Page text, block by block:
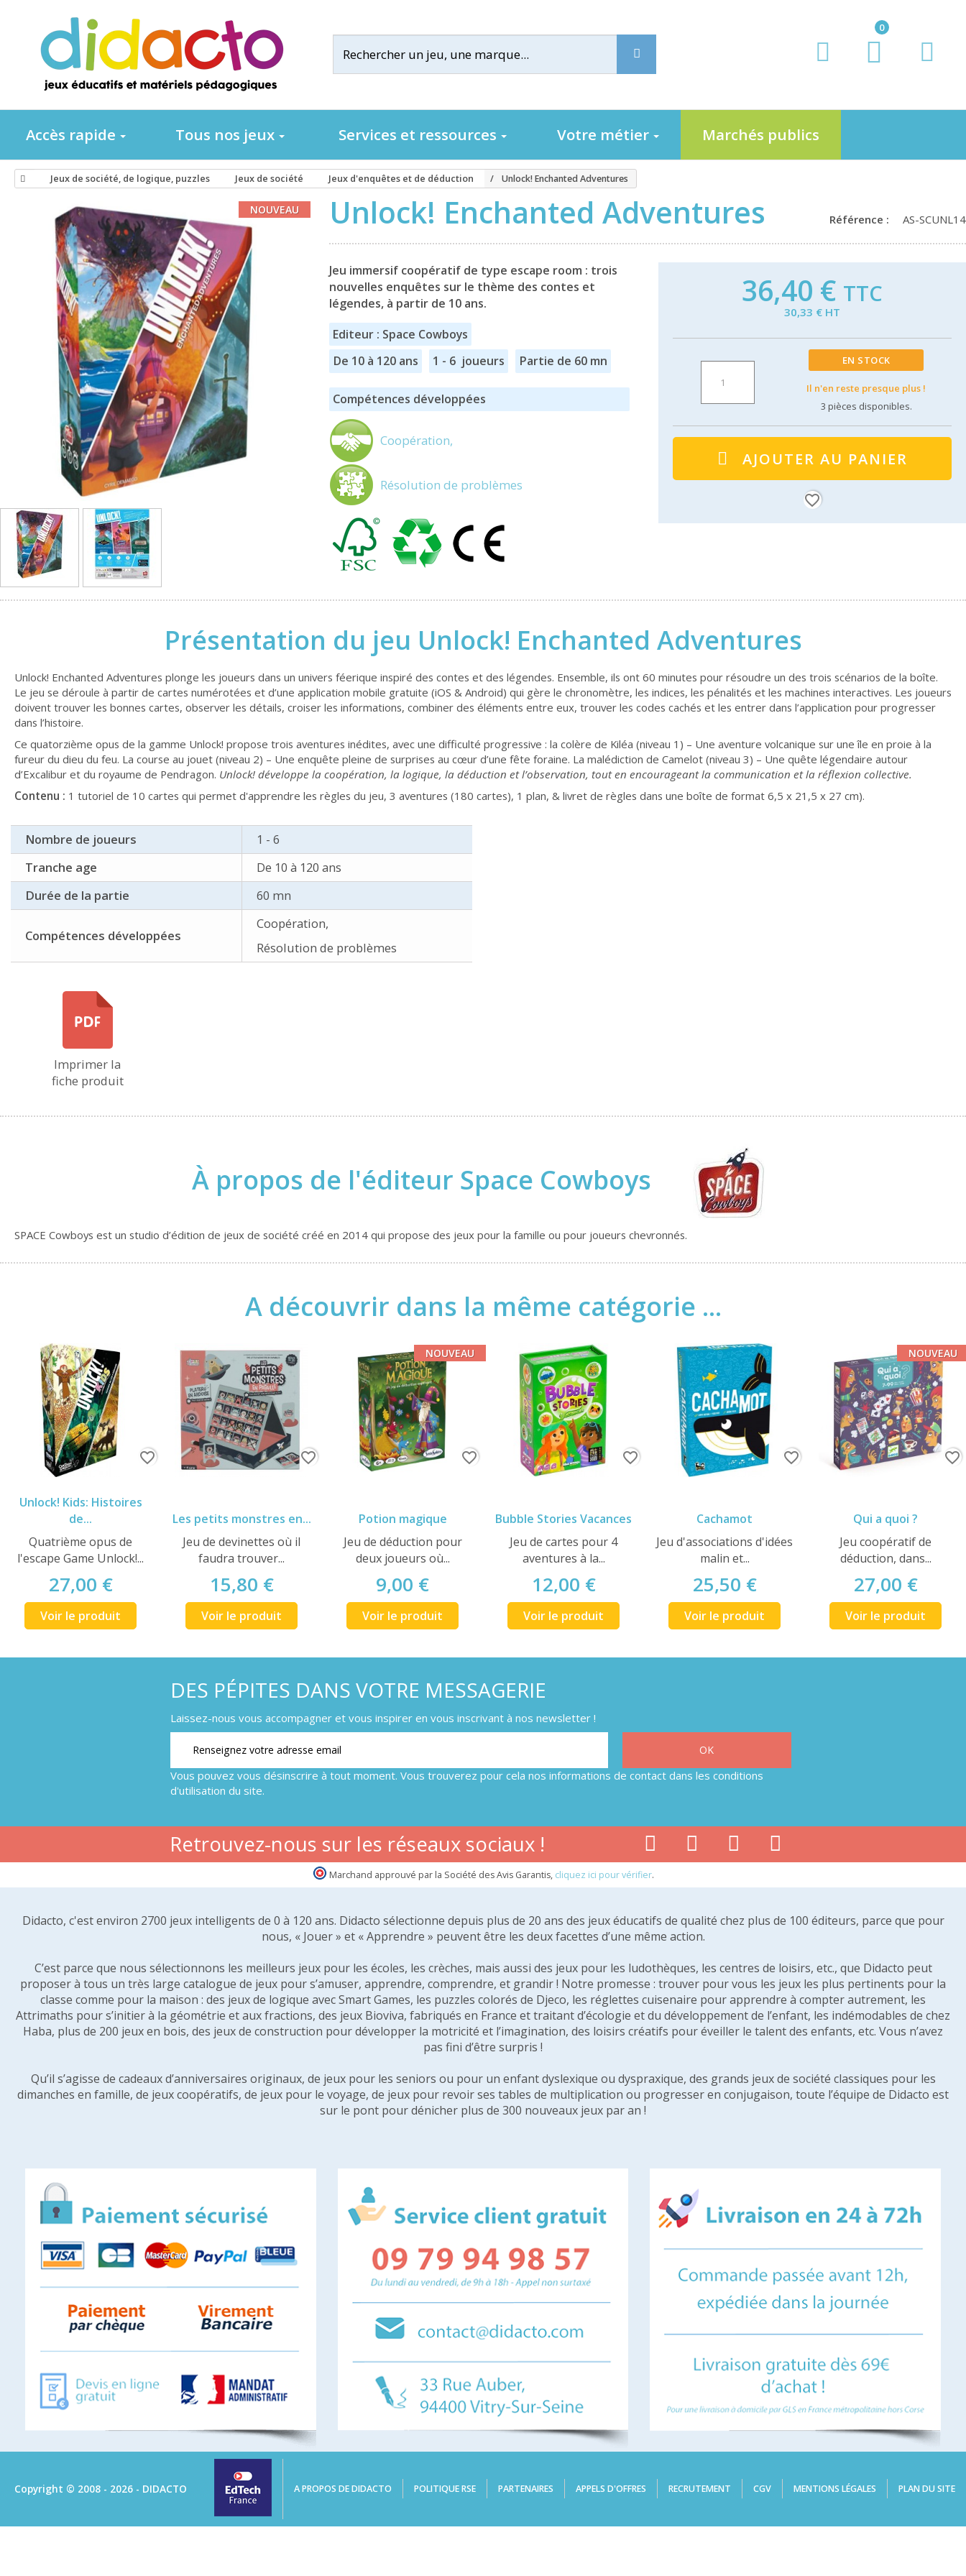
0
Accès rapide Tous nos jeux Services et ressources Votre métier Marchés publics
Jeux de société, de logique, puzzles Jeux de société Jeux d'enquêtes et de déduction Unlock! Enchanted Adventures
NOUVEAU Unlock! Enchanted Adventures Référence : AS-SCUNL14
Jeu immersif coopératif de type escape room : trois
nouvelles enquêtes sur le thème des contes et
légendes, à partir de 10 ans.
Editeur : Space Cowboys
De 10 à 120 ans
1 - 6 joueurs Partie de 60 mn
Compétences développées
Coopération,
Résolution de problèmes
36,40 € TTC
30,33 € HT
EN STOCK
Il n'en reste presque plus !
3 pièces disponibles.
AJOUTER AU PANIER
favorite_border
Présentation du jeu Unlock! Enchanted Adventures
Unlock! Enchanted Adventures plonge les joueurs dans un univers féerique inspiré des contes et des légendes. Ensemble, ils ont 60 minutes pour résoudre un des trois scénarios de la boîte.
Le jeu se déroule à partir de cartes numérotées et d’une application mobile gratuite (iOS & Android) qui gère le chronomètre, les indices, les pénalités et les machines interactives. Les joueurs
doivent trouver les bonnes cartes, observer les détails, croiser les informations, combiner des éléments entre eux, trouver les codes cachés et les entrer dans l’application pour progresser
dans l’histoire.
Ce quatorzième opus de la gamme Unlock! propose trois aventures inédites, avec une difficulté progressive : la colère de Kiléa (niveau 1) – Une aventure volcanique sur une île en proie à la
fureur du dieu du feu. La course au jouet (niveau 2) – Une enquête pleine de surprises au cœur d’une fête foraine. La malédiction de Camelot (niveau 3) – Une quête légendaire autour
d’Excalibur et du royaume de Pendragon. Unlock! développe la coopération, la logique, la déduction et l’observation, tout en encourageant la communication et la réflexion collective.
Contenu : 1 tutoriel de 10 cartes qui permet d'apprendre les règles du jeu, 3 aventures (180 cartes), 1 plan, & livret de règles dans une boîte de format 6,5 x 21,5 x 27 cm).
Nombre de joueurs
1 - 6
Tranche age
De 10 à 120 ans
Durée de la partie
60 mn
Compétences développées
Coopération,
Résolution de problèmes
Imprimer la
fiche produit
À propos de l'éditeur Space Cowboys
SPACE Cowboys est un studio d’édition de jeux de société créé en 2014 qui propose des jeux pour la famille ou pour joueurs chevronnés.
A découvrir dans la même catégorie ...
Unlock! Kids: Histoires
de...
Quatrième opus de
l'escape Game Unlock!...
27,00 €
Voir le produit
favorite_border
Les petits monstres en...
Jeu de devinettes où il
faudra trouver...
15,80 €
Voir le produit
favorite_border
Potion magique
Jeu de déduction pour
deux joueurs où...
9,00 €
Voir le produit
NOUVEAU
favorite_border
Bubble Stories Vacances
Jeu de cartes pour 4
aventures à la...
12,00 €
Voir le produit
favorite_border
Cachamot
Jeu d'associations d'idées
malin et...
25,50 €
Voir le produit
favorite_border
Qui a quoi ?
Jeu coopératif de
déduction, dans...
27,00 €
Voir le produit
NOUVEAU
favorite_border
DES PÉPITES DANS VOTRE MESSAGERIE
Laissez-nous vous accompagner et vous inspirer en vous inscrivant à nos newsletter !
Vous pouvez vous désinscrire à tout moment. Vous trouverez pour cela nos informations de contact dans les conditions
d'utilisation du site.
Retrouvez-nous sur les réseaux sociaux !
Marchand approuvé par la Société des Avis Garantis, cliquez ici pour vérifier.
Didacto, c'est environ 2700 jeux intelligents de 0 à 120 ans. Didacto sélectionne depuis plus de 20 ans des jeux éducatifs de qualité chez plus de 100 éditeurs, parce que pour
nous, « Jouer » et « Apprendre » peuvent être les deux facettes d’une même action.
C’est parce que nous sélectionnons les meilleurs jeux pour les écoles, les crèches, mais aussi des jeux pour les ludothèques, les centres de loisirs, etc., que Didacto peut
proposer à tous un très large catalogue de jeux pour s’amuser, apprendre, comprendre, et grandir ! Notre promesse : trouver pour vous les jeux les plus pertinents pour la
classe comme pour la maison : des jeux de logique avec Smart Games, les puzzles colorés de Djeco, les réglettes cuisenaire pour apprendre à compter autrement, les
Attrimaths pour s’initier à la géométrie et aux fractions, des jeux Bioviva, fabriqués en France et traitant d’écologie et du développement de l’enfant, les indémodables de chez
Haba, plus de 200 jeux en bois, des jeux de construction pour développer la motricité et l’imagination, des loisirs créatifs pour éveiller le talent des enfants, etc. Vous n’avez
pas fini d’être surpris !
Qu’il s’agisse de cadeaux d’anniversaires originaux, de jeux pour les seniors ou pour un enfant dyslexique ou dyspraxique, des grands jeux de société classiques pour les
dimanches en famille, de jeux coopératifs, de jeux pour le voyage, de jeux pour revoir ses tables de multiplication ou progresser en conjugaison, toute l’équipe de Didacto est
sur le pont pour dénicher plus de 300 nouveaux jeux par an !
Copyright © 2008 - 2026 - DIDACTO A PROPOS DE DIDACTO POLITIQUE RSE PARTENAIRES APPELS D'OFFRES RECRUTEMENT CGV MENTIONS LÉGALES PLAN DU SITE